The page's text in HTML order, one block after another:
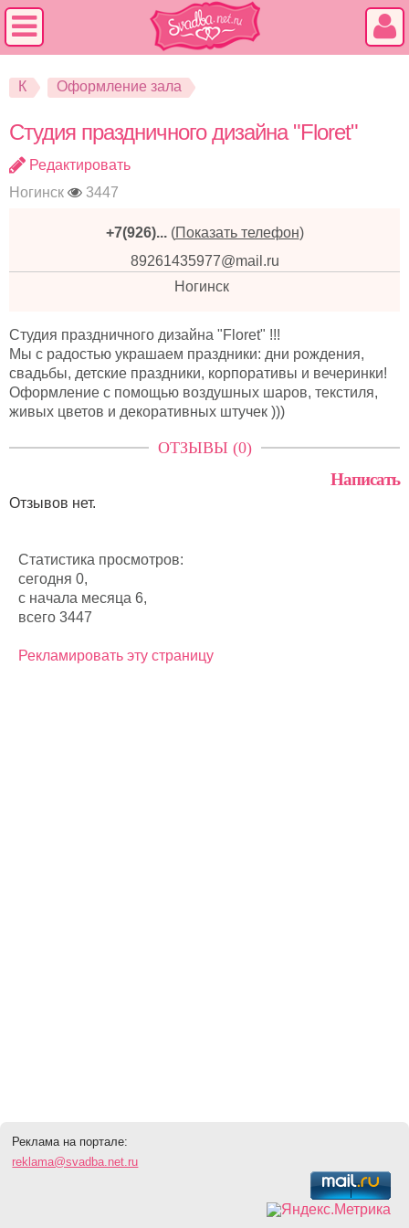
К Оформление зала
Студия праздничного дизайна "Floret"
Редактировать
Ногинск
3447
+7(926)... (Показать телефон)
89261435977@mail.ru
Ногинск
Студия праздничного дизайна "Floret" !!!
Мы с радостью украшаем праздники: дни рождения,
свадьбы, детские праздники, корпоративы и вечеринки!
Оформление с помощью воздушных шаров, текстиля,
живых цветов и декоративных штучек )))
ОТЗЫВЫ (0)
Написать
Отзывов нет.
Статистика просмотров:
сегодня 0,
с начала месяца 6,
всего 3447
Рекламировать эту страницу
Реклама на портале:
reklama@svadba.net.ru